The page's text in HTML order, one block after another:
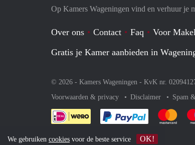
Op Kamers Wageningen vind en verhuur je
Over ons Contact Faq Voor
Gratis je Kamer aanbieden in
© 2026 - Kamers Wageningen - KvK nr.
Voorwaarden & privacy
Disclaimer Spam
Je rekent Je
We gebruiken cookies voor de beste service OK!